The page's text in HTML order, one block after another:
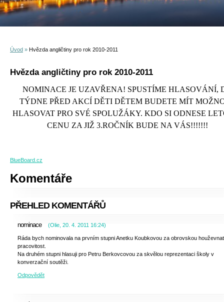
Úvod » Hvězda angličtiny pro rok 2010-2011
Hvězda angličtiny pro rok 2010-2011
NOMINACE JE UZAVŘENA! SPUSTÍME HLASOVÁNÍ,
TÝDNE PŘED AKCÍ DĚTI DĚTEM BUDETE MÍT
HLASOVAT PRO SVÉ SPOLUŽÁKY. KDO SI ODNESE
CENU ZA JIŽ 3.ROČNÍK BUDE NA VÁS!!!!!!!
BlueBoard.cz
Komentáře
PŘEHLED KOMENTÁŘŮ
nominace (Olie 20. 4. 2011 16:24)
Ráda bych nominovala na prvním stupni Anetku Koubkovou za obrovskou
pracovitost.
Na druhém stupni hlasuji pro Petru Berkovcovou za skvělou reprezentaci školy v
konverzační soutěži.
Odpovědět